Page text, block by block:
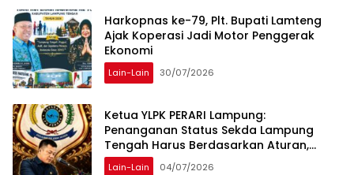
Harkopnas ke-79, Plt. Bupati Lamteng
Ajak Koperasi Jadi Motor Penggerak
Ekonomi
Lain-Lain 30/07/2026
Ketua YLPK PERARI Lampung:
Penanganan Status Sekda Lampung
Tengah Harus Berdasarkan Aturan,
Bukan Tekanan Opini
Lain-Lain 04/07/2026